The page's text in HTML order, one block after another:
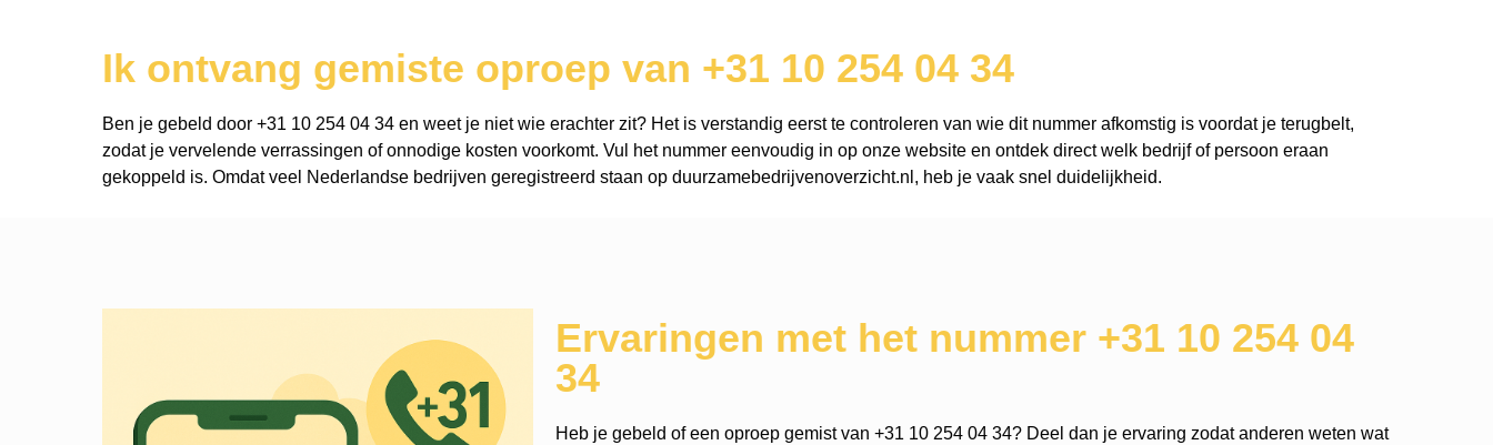
Ik ontvang gemiste oproep van +31 10 254 04 34
Ben je gebeld door +31 10 254 04 34 en weet je niet wie erachter zit? Het is verstandig eerst te controleren van wie dit nummer afkomstig is voordat je terugbelt,
zodat je vervelende verrassingen of onnodige kosten voorkomt. Vul het nummer eenvoudig in op onze website en ontdek direct welk bedrijf of persoon eraan
gekoppeld is. Omdat veel Nederlandse bedrijven geregistreerd staan op duurzamebedrijvenoverzicht.nl, heb je vaak snel duidelijkheid.
Ervaringen met het nummer +31 10 254 04
34
Heb je gebeld of een oproep gemist van +31 10 254 04 34? Deel dan je ervaring zodat anderen weten wat